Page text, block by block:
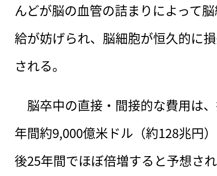
んどが脳の血管の詰まりによって
給が妨げられ、脳細胞が恒久的に
される。
脳卒中の直接・間接的な費用は
年間約9,000億米ドル（約128兆円
後25年間でほぼ倍増すると予想さ